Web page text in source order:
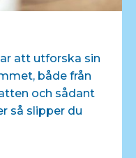
att utforska sin
både från
och sådant
så slipper du